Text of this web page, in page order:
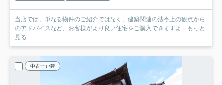
当店では、単なる物件のご紹介ではなく、建築関連の法令上の観点から
のアドバイスなど、お客様がより良い住宅をご購入できますよ... もっと
見る
中古一戸建